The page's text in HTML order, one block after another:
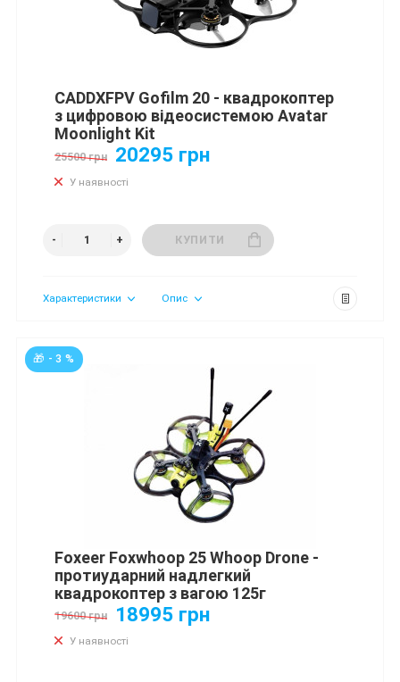
CADDXFPV Gofilm 20 - квадрокоптер
з цифровою відеосистемою Avatar
Moonlight Kit
25500 грн 20295 грн
У наявності
КУПИТИ
Характеристики Опис
🎁 - 3 %
Foxeer Foxwhoop 25 Whoop Drone -
протиударний надлегкий
квадрокоптер з вагою 125г
19600 грн 18995 грн
У наявності